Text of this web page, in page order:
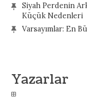
Siyah Perdenin
Küçük Nedenleri
Varsayımlar: En
Yazarlar